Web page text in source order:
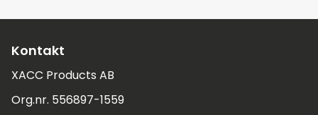
Kontakt
XACC Products AB
Org.nr. 556897-1559